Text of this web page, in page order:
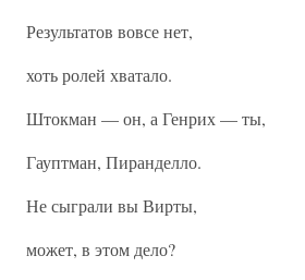
Результатов вовсе нет,
хоть ролей хватало.
Штокман — он, а Генрих — ты,
Гауптман, Пиранделло.
Не сыграли вы Вирты,
может, в этом дело?